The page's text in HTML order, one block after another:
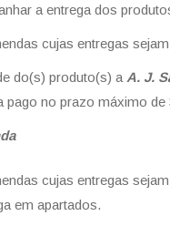
a entrega dos
cujas entregas
do(s) produto(s) a A. J.
pago no prazo máximo
cujas entregas
em apartados.